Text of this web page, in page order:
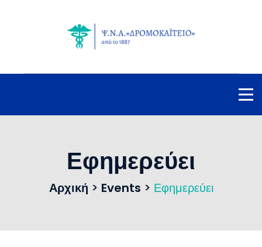
Εφημερεύει
Αρχική > Events > Εφημερεύει